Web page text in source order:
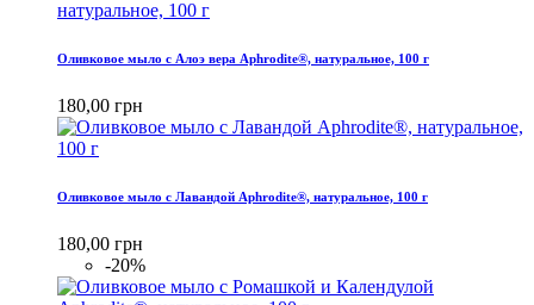
Оливковое мыло с Алоэ вера Aphrodite®, натуральное, 100 г
180,00 грн
Оливковое мыло с Лавандой Aphrodite®, натуральное, 100 г
180,00 грн
-20%